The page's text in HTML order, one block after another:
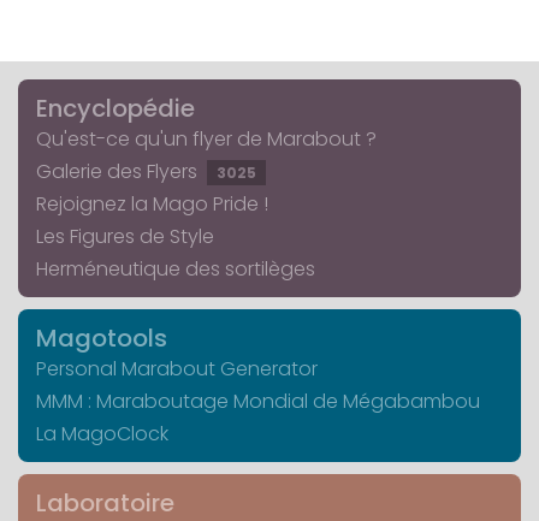
Encyclopédie
Qu'est-ce qu'un flyer de Marabout ?
Galerie des Flyers
3025
Rejoignez la Mago Pride !
Les Figures de Style
Herméneutique des sortilèges
Magotools
Personal Marabout Generator
MMM : Maraboutage Mondial de Mégabambou
La MagoClock
Laboratoire